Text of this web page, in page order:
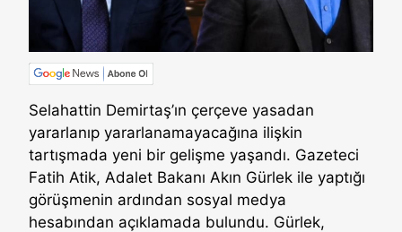
Selahattin Demirtaş’ın çerçeve yasadan
yararlanıp yararlanamayacağına ilişkin
tartışmada yeni bir gelişme yaşandı. Gazeteci
Fatih Atik, Adalet Bakanı Akın Gürlek ile yaptığı
görüşmenin ardından sosyal medya
hesabından açıklamada bulundu. Gürlek,